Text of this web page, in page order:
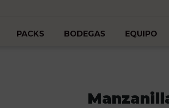
PACKS BODEGAS EQUIPO